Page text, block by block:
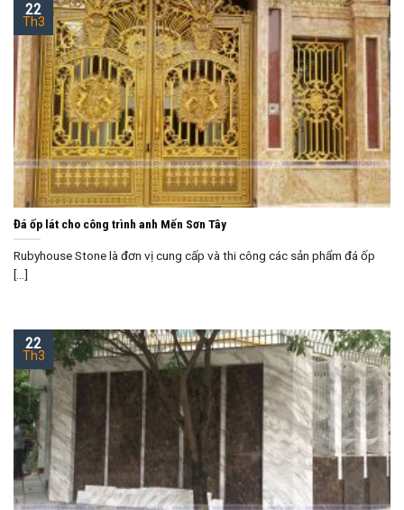
Đá ốp lát cho công trình anh Mến Sơn Tây
Rubyhouse Stone là đơn vị cung cấp và thi công các sản phẩm đá ốp
[...]
22
Th3
22
Th3